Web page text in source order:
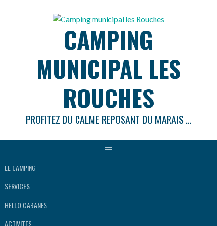
CAMPING
MUNICIPAL LES
ROUCHES
PROFITEZ DU CALME REPOSANT DU MARAIS …
LE CAMPING
SERVICES
HELLO CABANES
ACTIVITES